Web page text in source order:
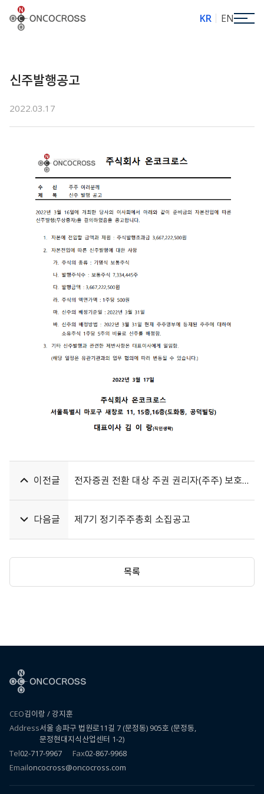
ONCOCROSS
KR EN
신주발행공고
2022.03.17
이전글 전자증권 전환 대상 주권 권리자(주주) 보호 및 조치사항 안내
다음글 제7기 정기주주총회 소집공고
목록
CEO김이랑 / 강지훈
Address서울 송파구 법원로11길 7 (문정동) 905호 (문정동,
문정현대지식산업센터 1-2)
Tel02-717-9967 Fax02-867-9968
Emailoncocross@oncocross.com